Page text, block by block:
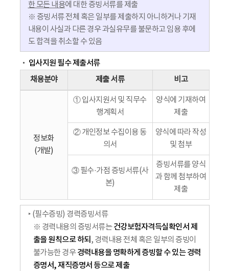
한 모든 내용에 대한 증빙서류를 제출
※ 증빙서류 전체 혹은 일부를 제출하지 아니하거나 기재
내용이 사실과 다른 경우 과실유무를 불문하고 임용 후에
도 합격을 취소할 수 있음
입사지원 필수 제출서류
채용분야 제출 서류 비고
정보화
(개발)
① 입사지원서 및 직무수
행계획서
양식에 기재하여
제출
② 개인정보 수집이용 동
의서
양식에 따라 작성
및 첨부
③ 필수·가점 증빙서류(사
본)
증빙서류를 양식
과 함께 첨부하여
제출
‣ (필수증빙) 경력증빙서류
※ 경력내용의 증빙서류는건강보험자격득실확인서 제
출을 원칙으로 하되 , 경력내용 전체 혹은 일부의 증빙이
불가능한 경우경력내용을 명확하게 증빙할 수 있는 경력
증명서, 재직증명서 등으로 제출